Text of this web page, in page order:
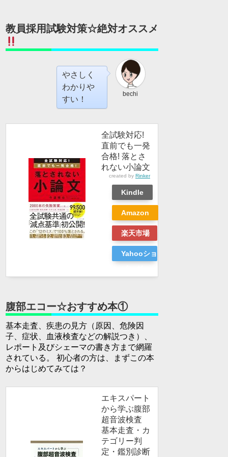
教員採用試験対策☆絶対オススメ
bechi
やさしく
わかりや
すい！
全試験対応!
直前でも一発
合格! 落とさ
れない小論文
created by Rinker
Kindle
Amazon
楽天市場
Yahooショッ
腹部エコー☆おすすめ本①
基本走査、疾患の見方（原因、危険因
子、症状、血液検査などの解説つき）、
レポート及びシェーマの書き方まで網羅
されている。 初心者の方は、まずこの本
からはじめてみては？
エキスパート
から学ぶ腹部
超音波検査
基本走査・カ
テゴリー判
定・鑑別診断